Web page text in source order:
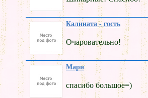
Калината - гость
Очаровательно!
Мари
спасибо большое=)